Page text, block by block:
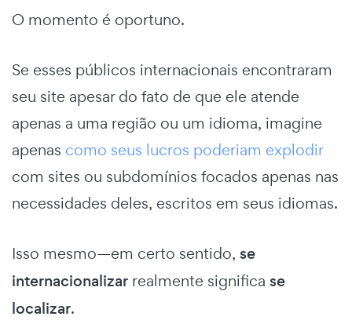
O momento é oportuno.
Se esses públicos internacionais encontraram
seu site apesar do fato de que ele atende
apenas a uma região ou um idioma, imagine
apenas como seus lucros poderiam explodir
com sites ou subdomínios focados apenas nas
necessidades deles, escritos em seus idiomas.
Isso mesmo—em certo sentido, se
internacionalizar realmente significa se
localizar.